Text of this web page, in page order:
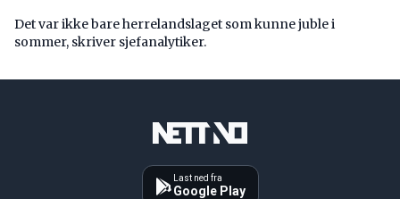
Det var ikke bare herrelandslaget som kunne juble i
sommer, skriver sjefanalytiker.
Last ned fra
Google Play